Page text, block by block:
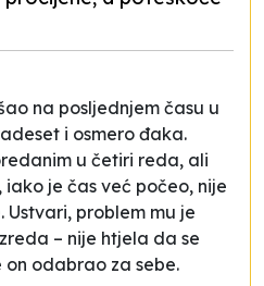
na posljednjem času u
i osmero đaka.
u četiri reda, ali
je čas već počeo, nije
problem mu je
– nije htjela da se
on odabrao za sebe.